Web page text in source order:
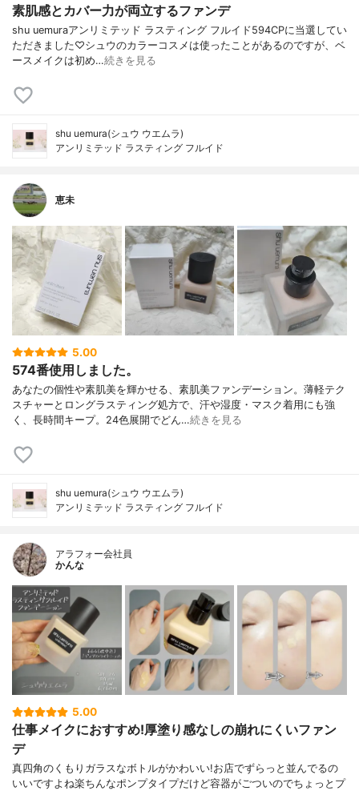
素肌感とカバー力が両立するファンデ
shu uemuraアンリミテッド ラスティング フルイド594CPに当選してい
ただきました♡シュウのカラーコスメは使ったことがあるのですが、ベ
ースメイクは初め…続きを見る
shu uemura(シュウ ウエムラ)
アンリミテッド ラスティング フルイド
恵未
5.00
574番使用しました。
あなたの個性や素肌美を輝かせる、素肌美ファンデーション。薄軽テク
スチャーとロングラスティング処方で、汗や湿度・マスク着用にも強
く、長時間キープ。24色展開でどん…続きを見る
shu uemura(シュウ ウエムラ)
アンリミテッド ラスティング フルイド
アラフォー会社員
かんな
5.00
仕事メイクにおすすめ!厚塗り感なしの崩れにくいファン
デ
真四角のくもりガラスなボトルがかわいい!お店でずらっと並んでるの
いいですよね楽ちんなポンプタイプだけど容器がごついのでちょっとプ